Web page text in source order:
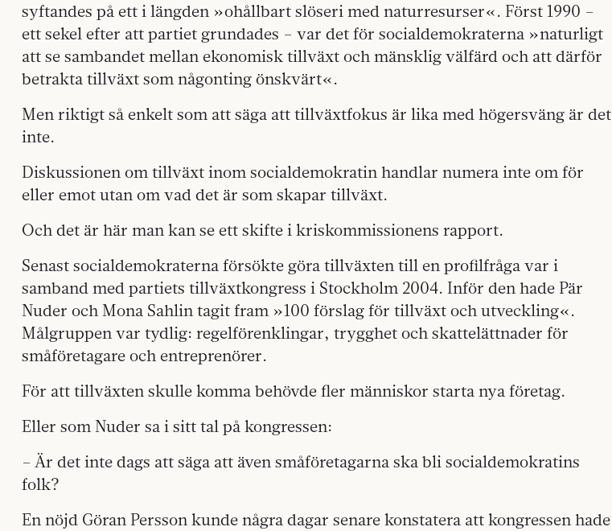
syftandes på ett i längden »ohållbart slöseri med naturresurser«. Först 1990 –
ett sekel efter att partiet grundades – var det för socialdemokraterna »naturligt
att se sambandet mellan ekonomisk tillväxt och mänsklig välfärd och att därför
betrakta tillväxt som någonting önskvärt«.
Men riktigt så enkelt som att säga att tillväxtfokus är lika med högersväng är det
inte.
Diskussionen om tillväxt inom socialdemokratin handlar numera inte om för
eller emot utan om vad det är som skapar tillväxt.
Och det är här man kan se ett skifte i kriskommissionens rapport.
Senast socialdemokraterna försökte göra tillväxten till en profilfråga var i
samband med partiets tillväxtkongress i Stockholm 2004. Inför den hade Pär
Nuder och Mona Sahlin tagit fram »100 förslag för tillväxt och utveckling«.
Målgruppen var tydlig: regelförenklingar, trygghet och skattelättnader för
småföretagare och entreprenörer.
För att tillväxten skulle komma behövde fler människor starta nya företag.
Eller som Nuder sa i sitt tal på kongressen:
– Är det inte dags att säga att även småföretagarna ska bli socialdemokratins
folk?
En nöjd Göran Persson kunde några dagar senare konstatera att kongressen hade